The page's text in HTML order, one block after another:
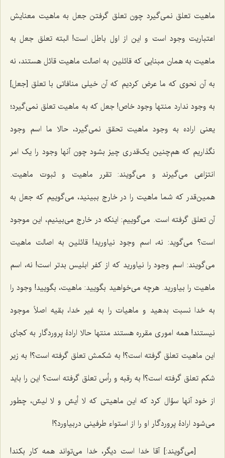
ماهیت تعلق نمی‌گیرد چون تعلق گرفتن جعل به ماهیت معنایش
اعتباریت وجود است و این از اول باطل است! البته تعلق جعل به
ماهیت به همان مبنایی که قائلین به اصالت ماهیت قائل هستند، نه
به آن نحوی که ما عرض کردیم که آن خیلی منافاتی با تعلق [جعل]
به ‌وجود ندارد منتها وجود خاص! جعل که به ماهیت تعلق نمی‌گیرد؛
یعنی اراده به و‌جود ماهیت تحقق نمی‌گیرد، حالا ما اسم وجود
نگذاریم که هم‌چنین یک‌قدری چیز بشود چون آنها وجود را یک امر
انتزاعی می‌گیرند و می‌گویند: تقرر ماهیت و ثبوت ماهیت.
همین‌قدر که شما ماهیت را در خارج ببینید، می‌گوییم که جعل به
آن تعلق گرفته است. می‌گوییم: اینکه در خارج می‌بینیم، این موجود
است؟ می‌گوید: نه، اسم وجود نیاورید! قائلین به اصالت ماهیت
می‌گویند: اسم وجود را نیاورید که از کفر ابلیس بدتر است! نه، اسم
ماهیت را بیاورید. هرچه می‌خواهید بگویید: ماهیت، بگویید! وجود را
به خدا نسبت بدهید و ماهیات را به غیر خدا، بقیه اصلاً موجود
نیستند! همه اموری مقرره هستند منتها حالا ارادۀ پروردگار به کجای
این ماهیت تعلق گرفته است؟! به شکمش تعلق گرفته است؟! به زیر
شکم تعلق گرفته است؟! به رقبه و رأس تعلق گرفته است؟ این را باید
از خود آنها سؤال کرد که این ماهیتی که لا أیسٌ و لا لیسٌ، چطور
می‌شود ارادۀ پروردگار او را از استواء طرفینی دربیاورد؟!
[می‌گویند:] آقا خدا است دیگر، خدا می‌تواند همه کار بکند!